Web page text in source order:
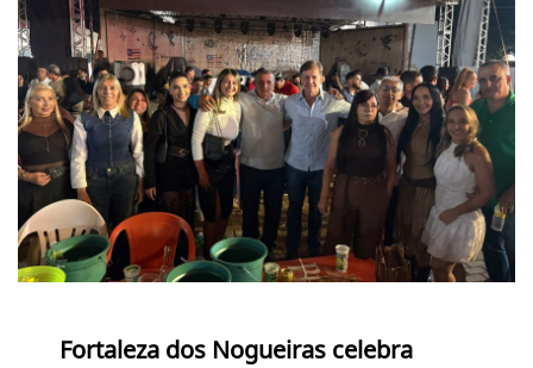
Fortaleza dos Nogueiras celebra